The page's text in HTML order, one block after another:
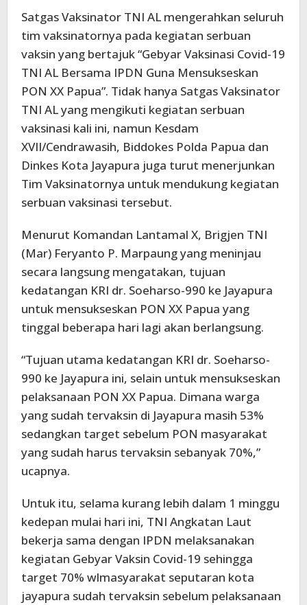
Satgas Vaksinator TNI AL mengerahkan seluruh
tim vaksinatornya pada kegiatan serbuan
vaksin yang bertajuk “Gebyar Vaksinasi Covid-19
TNI AL Bersama IPDN Guna Mensukseskan
PON XX Papua”. Tidak hanya Satgas Vaksinator
TNI AL yang mengikuti kegiatan serbuan
vaksinasi kali ini, namun Kesdam
XVII/Cendrawasih, Biddokes Polda Papua dan
Dinkes Kota Jayapura juga turut menerjunkan
Tim Vaksinatornya untuk mendukung kegiatan
serbuan vaksinasi tersebut.
Menurut Komandan Lantamal X, Brigjen TNI
(Mar) Feryanto P. Marpaung yang meninjau
secara langsung mengatakan, tujuan
kedatangan KRI dr. Soeharso-990 ke Jayapura
untuk mensukseskan PON XX Papua yang
tinggal beberapa hari lagi akan berlangsung.
“Tujuan utama kedatangan KRI dr. Soeharso-
990 ke Jayapura ini, selain untuk mensukseskan
pelaksanaan PON XX Papua. Dimana warga
yang sudah tervaksin di Jayapura masih 53%
sedangkan target sebelum PON masyarakat
yang sudah harus tervaksin sebanyak 70%,”
ucapnya.
Untuk itu, selama kurang lebih dalam 1 minggu
kedepan mulai hari ini, TNI Angkatan Laut
bekerja sama dengan IPDN melaksanakan
kegiatan Gebyar Vaksin Covid-19 sehingga
target 70% wlmasyarakat seputaran kota
jayapura sudah tervaksin sebelum pelaksanaan